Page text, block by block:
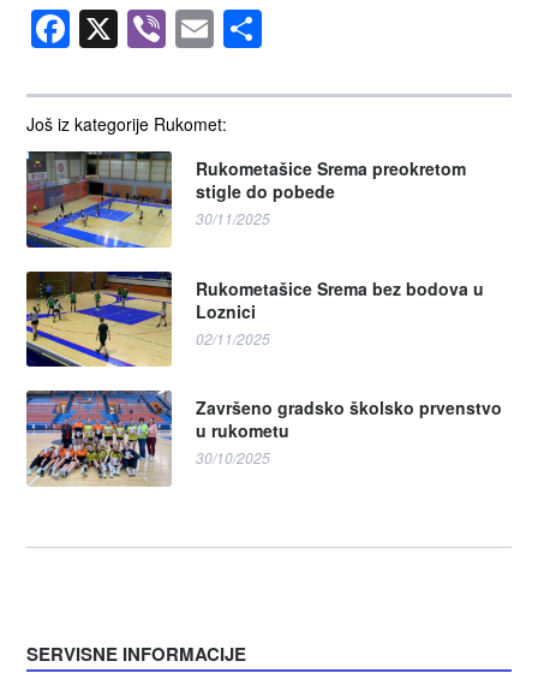
Još iz kategorije Rukomet:
Rukometašice Srema preokretom
stigle do pobede
30/11/2025
Rukometašice Srema bez bodova u
Loznici
02/11/2025
Završeno gradsko školsko prvenstvo
u rukometu
30/10/2025
Facebook
X Viber
Email
SERVISNE INFORMACIJE